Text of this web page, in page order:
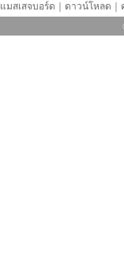
แมสเสจบอร์ด ดาวน์โหลด